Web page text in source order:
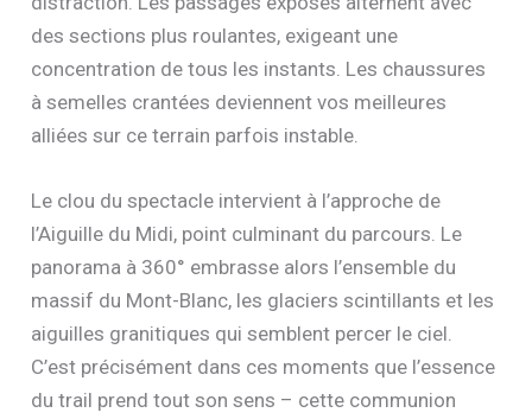
des sections plus roulantes, exigeant une
concentration de tous les instants. Les chaussures
à semelles crantées deviennent vos meilleures
alliées sur ce terrain parfois instable.
Le clou du spectacle intervient à l’approche de
l’Aiguille du Midi, point culminant du parcours. Le
panorama à 360° embrasse alors l’ensemble du
massif du Mont-Blanc, les glaciers scintillants et les
aiguilles granitiques qui semblent percer le ciel.
C’est précisément dans ces moments que l’essence
du trail prend tout son sens – cette communion